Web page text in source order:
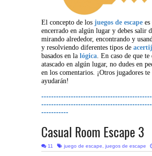
El concepto de los juegos de escape es
encerrado en algún lugar y debes salir
mirando alrededor, encontrando y
y resolviendo diferentes tipos de
basados en la lógica. En caso de que te
atascado en algún lugar, no dudes en
en los comentarios. ¡Otros jugadores te
ayudarán!
-----------
Casual Room Escape 3
11 juego de escape, juegos de escape